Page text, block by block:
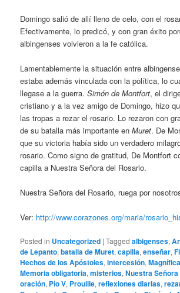
Domingo salió de allí lleno de celo, con el
Efectivamente, lo predicó, y con gran éxito
albingenses volvieron a la fe católica.
Lamentablemente la situación entre
estaba además vinculada con la política, lo
llegase a la guerra.Simón de Montfort, el
cristiano y a la vez amigo de Domingo, hizo
las tropas a rezar el rosario. Lo rezaron con
de su batalla más importante enMuret. De
que su victoria había sido un verdadero
rosario. Como signo de gratitud, De Montfort
capilla a Nuestra Señora del Rosario.
Nuestra Señora del Rosario, ruega por
Ver: http://www.corazones.org/maria/
Posted in Uncategorized |Tagged albigenses,
de Lepanto,batalla de Muret,capilla,enseñar,
Hechos de los Apóstoles,intercesión,
Memoria obligatoria,misterios,Nuestra
oración, Pío V, Prouille,reflexiones diarias,